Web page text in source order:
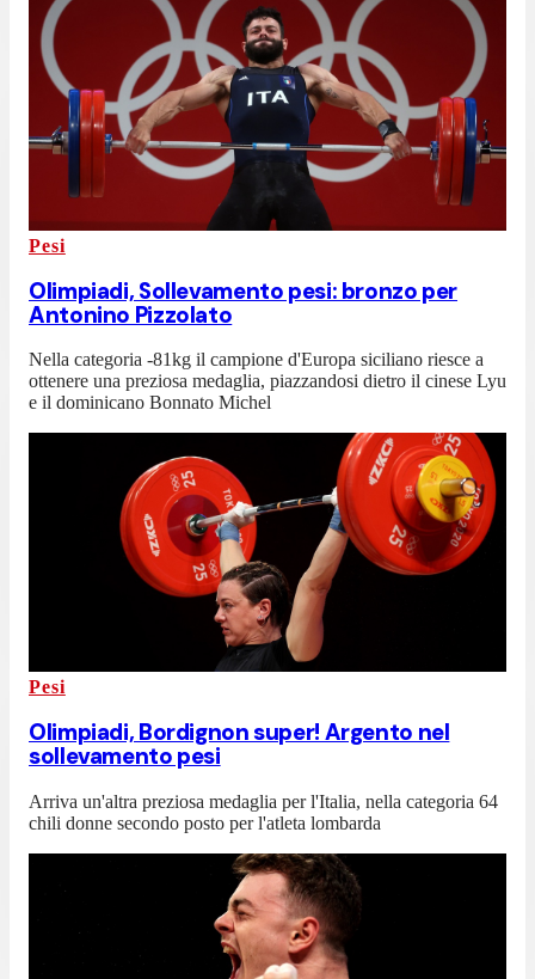
Pesi
Olimpiadi, Sollevamento pesi: bronzo per
Antonino Pizzolato
Nella categoria -81kg il campione d'Europa siciliano riesce a
ottenere una preziosa medaglia, piazzandosi dietro il cinese Lyu
e il dominicano Bonnato Michel
Pesi
Olimpiadi, Bordignon super! Argento nel
sollevamento pesi
Arriva un'altra preziosa medaglia per l'Italia, nella categoria 64
chili donne secondo posto per l'atleta lombarda